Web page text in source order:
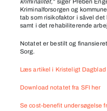
kriminalitet,” siger Preben
Kriminalforsorgen og
tab som risikofaktor i såvel
samt i det rehabiliterende
Notatet er bestilt og
Sorg.
Læs artikel i Kristeligt Dagblad
Download notatet fra SFI her
Se cost-benefit undersøgelse